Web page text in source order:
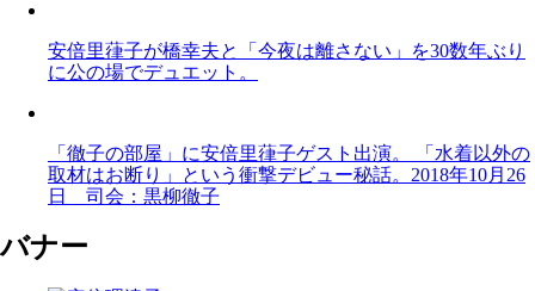
安倍里葎子が橋幸夫と「今夜は離さない」を30数年ぶり
に公の場でデュエット。
「徹子の部屋」に安倍里葎子ゲスト出演。 「水着以外の
取材はお断り」という衝撃デビュー秘話。2018年10月26
日 司会：黒柳徹子
バナー